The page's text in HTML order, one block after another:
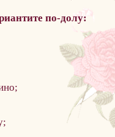
по-долу: